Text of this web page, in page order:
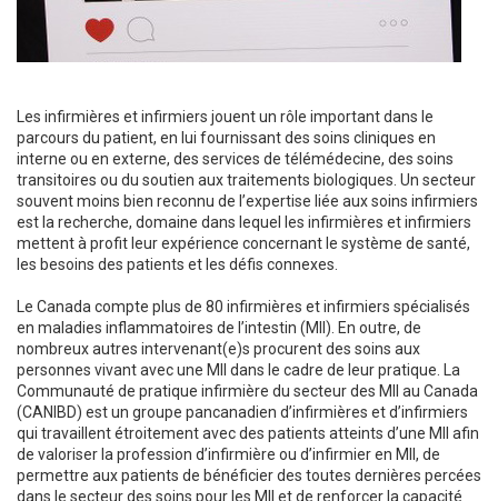
Les infirmières et infirmiers jouent un rôle important dans le
parcours du patient, en lui fournissant des soins cliniques en
interne ou en externe, des services de télémédecine, des soins
transitoires ou du soutien aux traitements biologiques. Un secteur
souvent moins bien reconnu de l’expertise liée aux soins infirmiers
est la recherche, domaine dans lequel les infirmières et infirmiers
mettent à profit leur expérience concernant le système de santé,
les besoins des patients et les défis connexes.
Le Canada compte plus de 80 infirmières et infirmiers spécialisés
en maladies inflammatoires de l’intestin (MII). En outre, de
nombreux autres intervenant(e)s procurent des soins aux
personnes vivant avec une MII dans le cadre de leur pratique. La
Communauté de pratique infirmière du secteur des MII au Canada
(CANIBD) est un groupe pancanadien d’infirmières et d’infirmiers
qui travaillent étroitement avec des patients atteints d’une MII afin
de valoriser la profession d’infirmière ou d’infirmier en MII, de
permettre aux patients de bénéficier des toutes dernières percées
dans le secteur des soins pour les MII et de renforcer la capacité